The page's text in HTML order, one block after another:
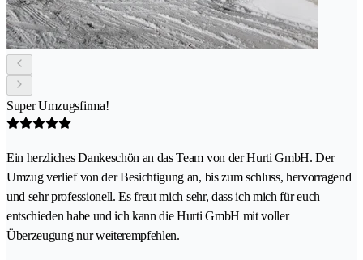
Super Umzugsfirma!
Ein herzliches Dankeschön an das Team von der Hurti GmbH. Der
Umzug verlief von der Besichtigung an, bis zum schluss, hervorragend
und sehr professionell. Es freut mich sehr, dass ich mich für euch
entschieden habe und ich kann die Hurti GmbH mit voller
Überzeugung nur weiterempfehlen.